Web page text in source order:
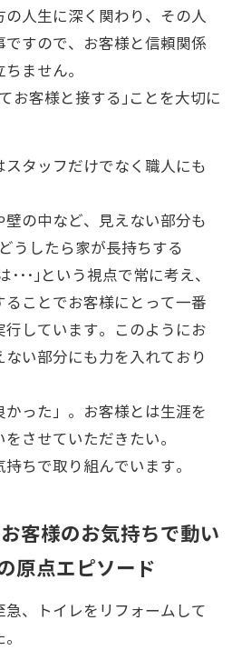
の人生に深く関わり、その人
ですので、お客様と信頼関係
ません。
お客様と接する｣ことを大切に
タッフだけでなく職人にも
の中など、見えない部分も
うしたら家が長持ちする
･･･｣という視点で常に考え、
ことでお客様にとって一番
行しています。このようにお
い部分にも力を入れており
かった」。お客様とは生涯を
させていただきたい。
ちで取り組んでいます。
客様のお気持ちで動い
原点エピソード
、トイレをリフォームして